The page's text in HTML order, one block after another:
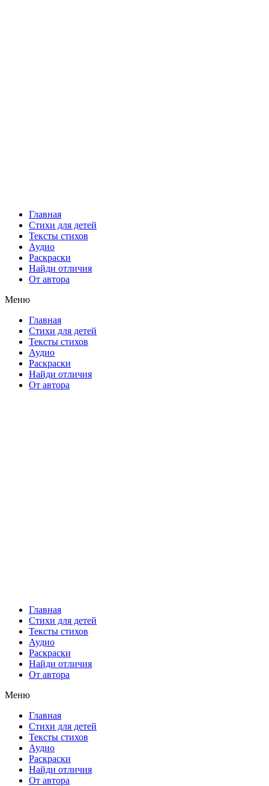
Главная
Стихи для детей
Тексты стихов
Аудио
Раскраски
Найди отличия
От автора
Меню
Главная
Стихи для детей
Тексты стихов
Аудио
Раскраски
Найди отличия
От автора
Главная
Стихи для детей
Тексты стихов
Аудио
Раскраски
Найди отличия
От автора
Меню
Главная
Стихи для детей
Тексты стихов
Аудио
Раскраски
Найди отличия
От автора